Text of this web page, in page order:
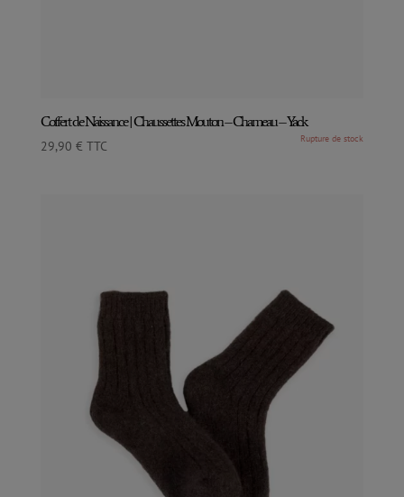
Coffert de Naissance | Chaussettes Mouton – Chameau – Yack
29,90 € TTC